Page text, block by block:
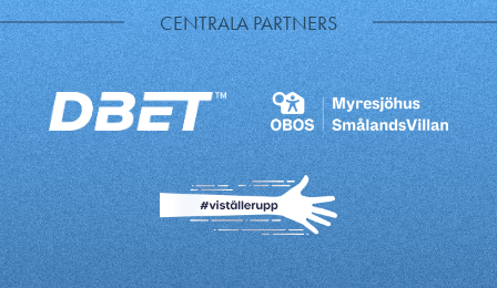
CENTRALA PARTNERS